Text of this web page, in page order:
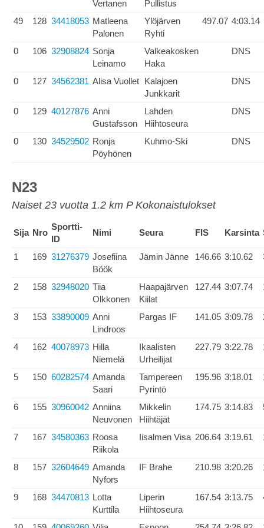
Vertanen
Pullistus
49
128 34418053 Matleena
Palonen
Ylöjärven
Ryhti
497.07 4:03.14
0 106 32908824 Sonja
Leinamo
Valkeakosken
Haka
DNS
0 127 34562381 Alisa Vuollet Kalajoen
Junkkarit
DNS
0 129 40127876 Anni
Gustafsson
Lahden
Hiihtoseura
DNS
0 130 34529502 Ronja
Pöyhönen
Kuhmo-Ski DNS
N23
Naiset 23 vuotta 1.2 km P Kokonaistulokset
Sija Nro
Sportti-
ID
Nimi Seura FIS Karsinta
1 169 31276379 Josefiina
Böök
Jämin Jänne 146.66 3:10.62
2 158 32948020 Tiia
Olkkonen
Haapajärven
Kiilat
127.44 3:07.74
3 153 33890009 Anni
Lindroos
Pargas IF 141.05 3:09.78
4 162 40078973 Hilla
Niemelä
Ikaalisten
Urheilijat
227.79 3:22.78
5 150 60282574 Amanda
Saari
Tampereen
Pyrintö
195.96 3:18.01
6 155 30960042 Anniina
Neuvonen
Mikkelin
Hiihtäjät
174.75 3:14.83
7 167 34580363 Roosa
Riikola
Iisalmen Visa 206.64 3:19.61
8 157 32604649 Amanda
Nyfors
IF Brahe 210.98 3:20.26
9 168 34470813 Lotta
Kurttila
Liperin
Hiihtoseura
167.54 3:13.75